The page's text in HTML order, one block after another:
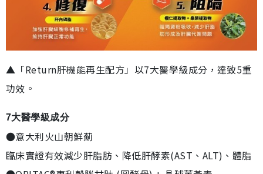
▲「Return肝機能再生配方」以7大醫學級成分，達致5重
功效。
7大醫學級成分
●意大利火山朝鮮薊
臨床實證有效減少肝脂肪、降低肝酵素(AST、ALT)、體脂